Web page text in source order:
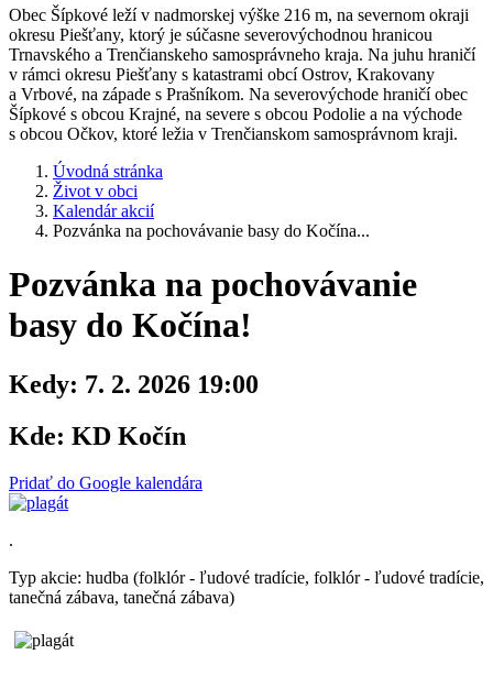
Obec Šípkové leží v nadmorskej výške 216 m, na severnom okraji
okresu Piešťany, ktorý je súčasne severovýchodnou hranicou
Trnavského a Trenčianskeho samosprávneho kraja. Na juhu hraničí
v rámci okresu Piešťany s katastrami obcí Ostrov, Krakovany
a Vrbové, na západe s Prašníkom. Na severovýchode hraničí obec
Šípkové s obcou Krajné, na severe s obcou Podolie a na východe
s obcou Očkov, ktoré ležia v Trenčianskom samosprávnom kraji.
Úvodná stránka
Život v obci
Kalendár akcií
Pozvánka na pochovávanie basy do Kočína...
Pozvánka na pochovávanie
basy do Kočína!
Kedy: 7. 2. 2026 19:00
Kde: KD Kočín
Pridať do Google kalendára
.
Typ akcie: hudba (folklór - ľudové tradície, folklór - ľudové tradície,
tanečná zábava, tanečná zábava)